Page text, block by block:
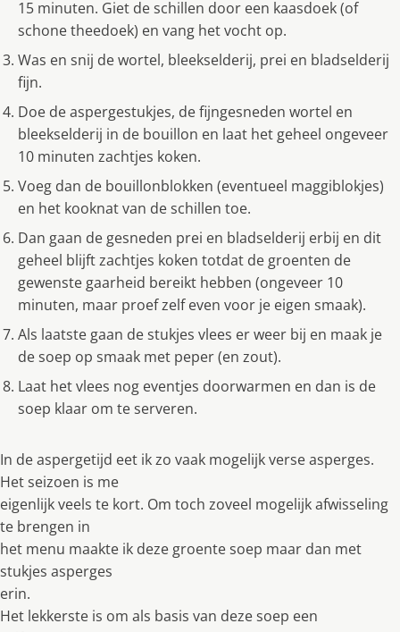
15 minuten. Giet de schillen door een kaasdoek (of
schone theedoek) en vang het vocht op.
Was en snij de wortel, bleekselderij, prei en bladselderij
fijn.
Doe de aspergestukjes, de fijngesneden wortel en
bleekselderij in de bouillon en laat het geheel ongeveer
10 minuten zachtjes koken.
Voeg dan de bouillonblokken (eventueel maggiblokjes)
en het kooknat van de schillen toe.
Dan gaan de gesneden prei en bladselderij erbij en dit
geheel blijft zachtjes koken totdat de groenten de
gewenste gaarheid bereikt hebben (ongeveer 10
minuten, maar proef zelf even voor je eigen smaak).
Als laatste gaan de stukjes vlees er weer bij en maak je
de soep op smaak met peper (en zout).
Laat het vlees nog eventjes doorwarmen en dan is de
soep klaar om te serveren.
In de aspergetijd eet ik zo vaak mogelijk verse asperges.
Het seizoen is me
eigenlijk veels te kort. Om toch zoveel mogelijk afwisseling
te brengen in
het menu maakte ik deze groente soep maar dan met
stukjes asperges
erin.
Het lekkerste is om als basis van deze soep een